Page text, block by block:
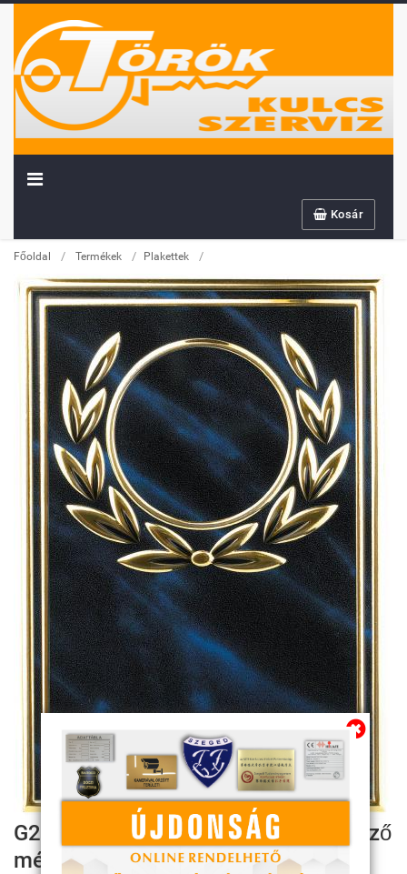
Kosár
Főoldal / Termékek / Plakettek /
G241, G242, G243 Plakett 3 különböző
méretben
Továbbiakban az info@sportserleg.hu
címre várjuk kedves régi és új ügyfeleink
megrendeléseit.
Megszűnő email címünk: kulcsszerviz@tiszanet.hu